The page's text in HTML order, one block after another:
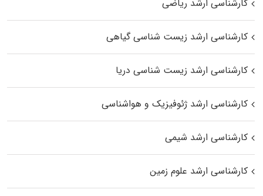
کارشناسی ارشد ریاضی
کارشناسی ارشد زیست‌ شناسی گیاهی
کارشناسی ارشد زیست‌ شناسی دریا
کارشناسی ارشد ژئوفیزیک و هواشناسی
کارشناسی ارشد شیمی
کارشناسی ارشد علوم زمین